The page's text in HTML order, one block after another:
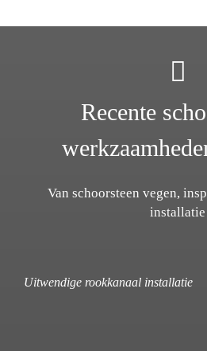
Recente
Van schoorsteen vegen,
installatie
Uitwendige rookkanaal installatie